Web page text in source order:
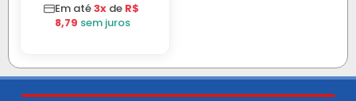
Em até3x de R$
8,79 sem juros